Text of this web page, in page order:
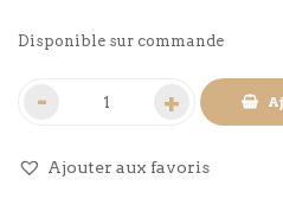
Disponible sur commande
Ajouter aux favoris